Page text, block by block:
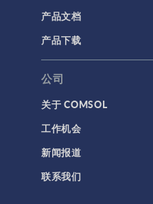
产品文档
产品下载
公司
关于 COMSOL
工作机会
新闻报道
联系我们